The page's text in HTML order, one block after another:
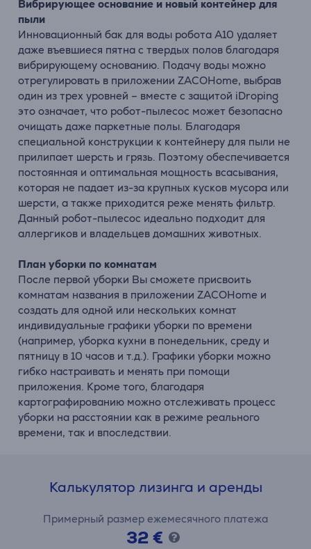
Вибрирующее основание и новый контейнер для
пыли
Инновационный бак для воды робота A10 удаляет
даже въевшиеся пятна с твердых полов благодаря
вибрирующему основанию. Подачу воды можно
отрегулировать в приложении ZACOHome, выбрав
один из трех уровней – вместе с защитой iDroping
это означает, что робот-пылесос может безопасно
очищать даже паркетные полы. Благодаря
специальной конструкции к контейнеру для пыли не
прилипает шерсть и грязь. Поэтому обеспечивается
постоянная и оптимальная мощность всасывания,
которая не падает из-за крупных кусков мусора или
шерсти, а также приходится реже менять фильтр.
Данный робот-пылесос идеально подходит для
аллергиков и владельцев домашних животных.
План уборки по комнатам
После первой уборки Вы сможете присвоить
комнатам названия в приложении ZACOHome и
создать для одной или нескольких комнат
индивидуальные графики уборки по времени
(например, уборка кухни в понедельник, среду и
пятницу в 10 часов и т.д.). Графики уборки можно
гибко настраивать и менять при помощи
приложения. Кроме того, благодаря
картографированию можно отслеживать процесс
уборки на расстоянии как в режиме реального
времени, так и впоследствии.
Калькулятор лизинга и аренды
Примерный размер ежемесячного платежа
32 €